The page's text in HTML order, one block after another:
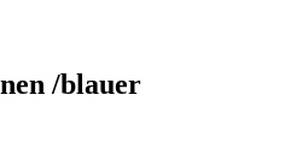
/blauer